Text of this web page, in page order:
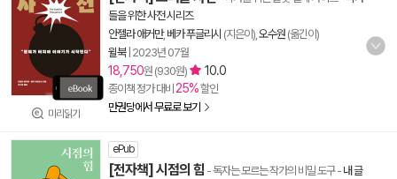
미리읽기
들을 위한 사전 시리즈
안젤라 애커만, 베카 푸글리시 (지은이), 오수원 (옮긴이)
윌북| 2023년 07월
18,750원 (930원) 10.0
종이책 정가 대비 25%할인
만권당에서 무료로 보기
ePub
[전자책] 시점의 힘 - 독자는 모르는 작가의 비밀 도구- 내 글